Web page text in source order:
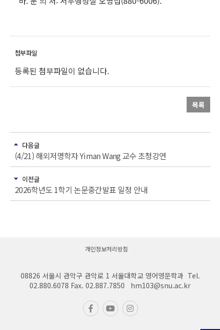
등록된 첨부파일이 없습니다.
목록
다음글
(4/21) 해외저명학자 Yiman Wang 교수 초청강연
이전글
2026학년도 1학기 논문중간발표 일정 안내
개인정보처리방침
08826 서울시 관악구 관악로 1 서울대학교 영어영문학과 Tel.
02.880.6078 Fax. 02.887.7850 hm103@snu.ac.kr